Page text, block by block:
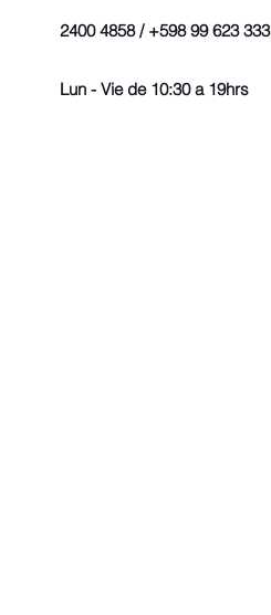
2400 4858 / +598 99 623 333
Lun - Vie de 10:30 a 19hrs